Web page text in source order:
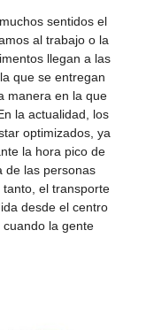
sentidos el
al trabajo o la
llegan a las
que se entregan
manera en la que
la actualidad, los
optimizados, ya
la hora pico de
de las personas
el transporte
desde el centro
la gente